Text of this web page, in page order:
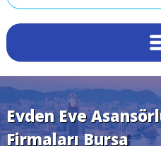
Evden Eve
Firmaları Bursa